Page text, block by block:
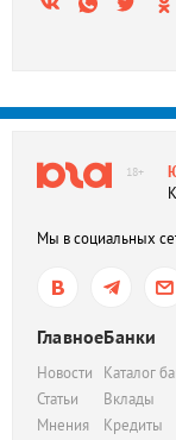
18+
Мы в социальных
Главное
Новости
Статьи
Мнения
Банки
Каталог
Вклады
Кредиты